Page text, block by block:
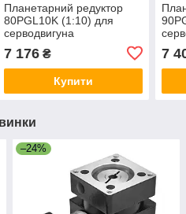
Планетарний редуктор
80PGL10K (1:10) для
серводвигуна
7 176₴
Купити
7
–24%